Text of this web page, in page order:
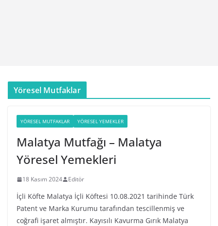
Yöresel Mutfaklar
YÖRESEL MUTFAKLAR YÖRESEL YEMEKLER
Malatya Mutfağı – Malatya
Yöresel Yemekleri
18 Kasım 2024 Editör
İçli Köfte Malatya İçli Köftesi 10.08.2021 tarihinde Türk
Patent ve Marka Kurumu tarafından tescillenmiş ve
coğrafi işaret almıştır. Kayısılı Kavurma Gırık Malatya